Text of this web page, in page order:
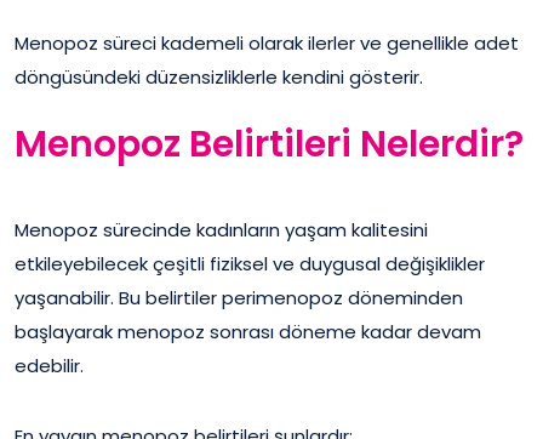
Menopoz süreci kademeli olarak ilerler ve genellikle adet
döngüsündeki düzensizliklerle kendini gösterir.
Menopoz Belirtileri Nelerdir?
Menopoz sürecinde kadınların yaşam kalitesini
etkileyebilecek çeşitli fiziksel ve duygusal değişiklikler
yaşanabilir. Bu belirtiler perimenopoz döneminden
başlayarak menopoz sonrası döneme kadar devam
edebilir.